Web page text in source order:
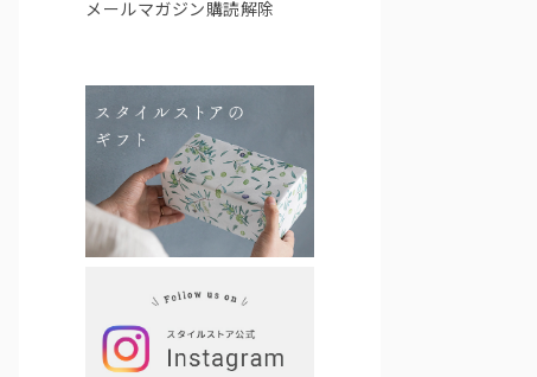
メールマガジン購読解除